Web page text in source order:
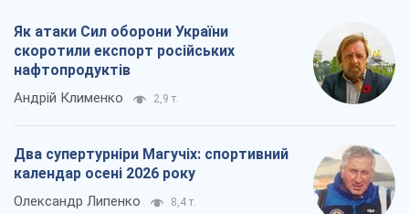
Як атаки Сил оборони України
скоротили експорт російських
нафтопродуктів
Андрій Клименко 2,9 т.
Два супертурніри Магучіх: спортивний
календар осені 2026 року
Олександр Липенко 8,4 т.